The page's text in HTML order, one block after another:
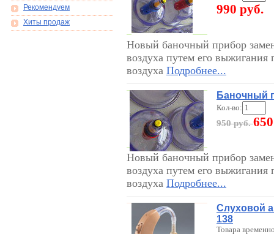
Рекомендуем
Хиты продаж
990 руб.
Новый баночный прибор
воздуха путем его выжигания
воздуха Подробнее...
Баночный
Кол-во:
950 руб.
Новый баночный прибор
воздуха путем его выжигания
воздуха Подробнее...
Слуховой
138
Товара